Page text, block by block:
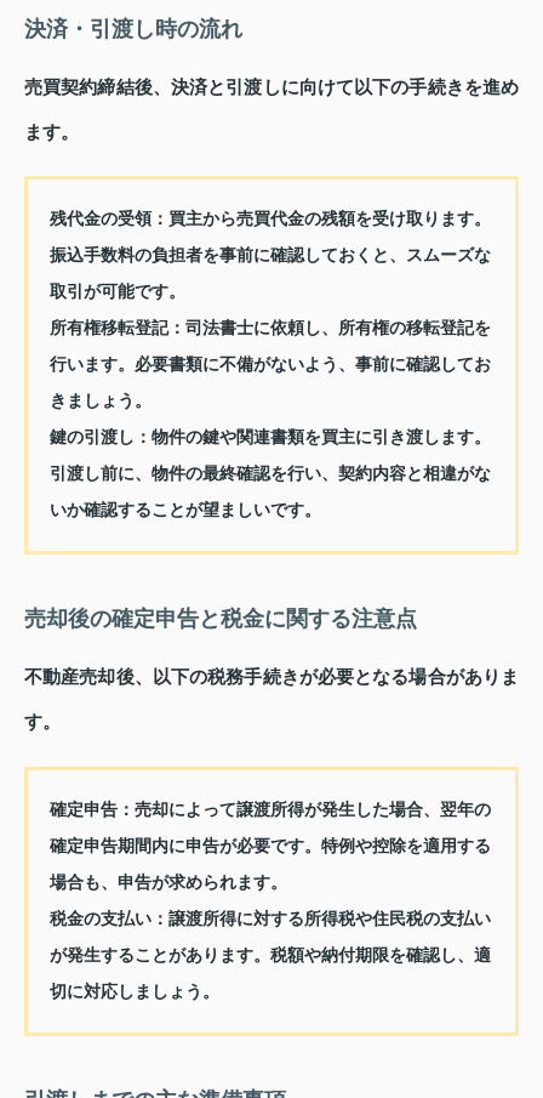
決済・引渡し時の流れ
売買契約締結後、決済と引渡しに向けて以下の手続きを進め
ます。
残代金の受領：買主から売買代金の残額を受け取ります。
振込手数料の負担者を事前に確認しておくと、スムーズな
取引が可能です。
所有権移転登記：司法書士に依頼し、所有権の移転登記を
行います。必要書類に不備がないよう、事前に確認してお
きましょう。
鍵の引渡し ：物件の鍵や関連書類を買主に引き渡します。
引渡し前に、物件の最終確認を行い、契約内容と相違がな
いか確認することが望ましいです。
売却後の確定申告と税金に関する注意点
不動産売却後、以下の税務手続きが必要となる場合がありま
す。
確定申告：売却によって譲渡所得が発生した場合、翌年の
確定申告期間内に申告が必要です。特例や控除を適用する
場合も、申告が求められます。
税金の支払い：譲渡所得に対する所得税や住民税の支払い
が発生することがあります。税額や納付期限を確認し、適
切に対応しましょう。